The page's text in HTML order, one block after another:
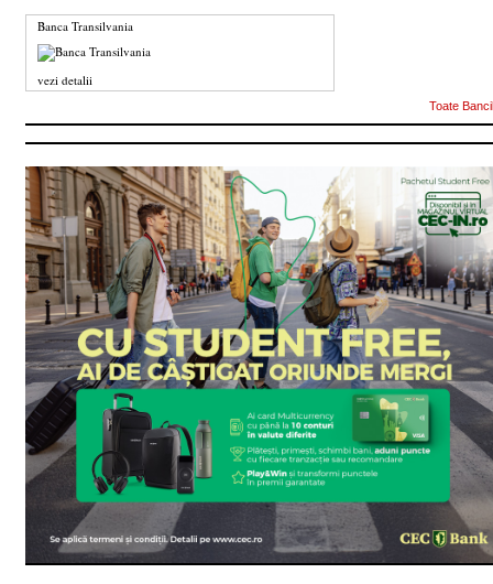
Banca Transilvania
vezi detalii
Toate